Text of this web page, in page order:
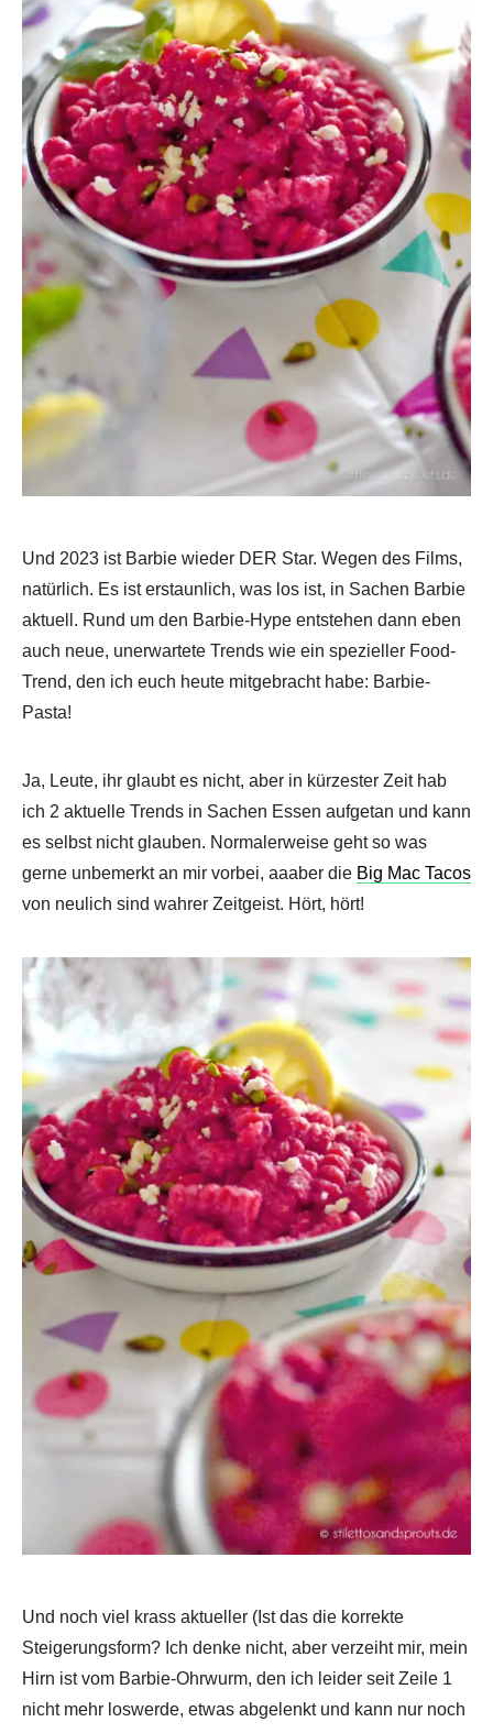
Und 2023 ist Barbie wieder DER Star. Wegen des Films,
natürlich. Es ist erstaunlich, was los ist, in Sachen Barbie
aktuell. Rund um den Barbie-Hype entstehen dann eben
auch neue, unerwartete Trends wie ein spezieller Food-
Trend, den ich euch heute mitgebracht habe: Barbie-
Pasta!
Ja, Leute, ihr glaubt es nicht, aber in kürzester Zeit hab
ich 2 aktuelle Trends in Sachen Essen aufgetan und kann
es selbst nicht glauben. Normalerweise geht so was
gerne unbemerkt an mir vorbei, aaaber die Big Mac Tacos
von neulich sind wahrer Zeitgeist. Hört, hört!
Und noch viel krass aktueller (Ist das die korrekte
Steigerungsform? Ich denke nicht, aber verzeiht mir, mein
Hirn ist vom Barbie-Ohrwurm, den ich leider seit Zeile 1
nicht mehr loswerde, etwas abgelenkt und kann nur noch